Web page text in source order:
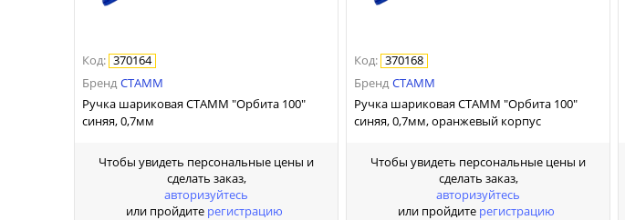
Код: 370164
Бренд СТАММ
Ручка шариковая СТАММ "Орбита 100"
синяя, 0,7мм
Чтобы увидеть персональные цены и
сделать заказ,
авторизуйтесь
или пройдите регистрацию
Код: 370168
Бренд СТАММ
Ручка шариковая СТАММ "Орбита 100"
синяя, 0,7мм, оранжевый корпус
Чтобы увидеть персональные цены и
сделать заказ,
авторизуйтесь
или пройдите регистрацию